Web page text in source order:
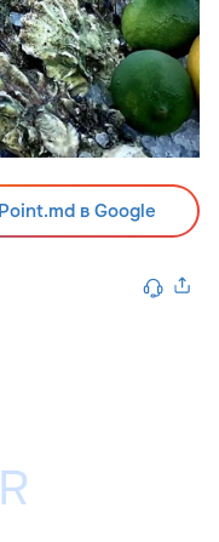
в Google